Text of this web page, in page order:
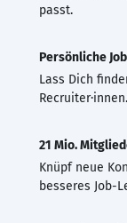
passt.
Persönliche
Lass Dich
Recruiter·innen.
21 Mio.
Knüpf neue
besseres Job-